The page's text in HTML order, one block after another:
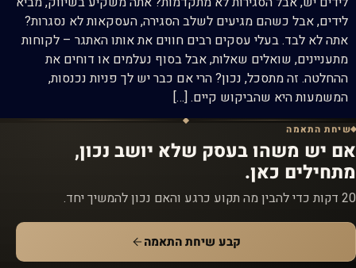
לידים, אבל כשהם מגיעים לשלב הסגירה, העסקאות לא נסגרות?
אתה לא לבד. בעלי עסקים רבים חווים את אותו האתגר – לקוחות
מתעניינים, שואלים שאלות, אבל בסוף נעלמים או דוחים את
ההחלטה. זה מתסכל, נכון? הרי אם כבר יש לך פניות נכנסות,
המשמעות היא שהביקוש קיים. […]
שיחת התאמה
אם יש משהו בעסק שלא יושב נכון,
מתחילים כאן.
20 דקות כדי להבין מה תקוע כרגע והאם נכון להמשיך יחד.
קבע שיחת התאמה